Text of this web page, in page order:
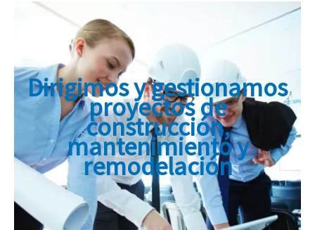
Dirigimos y gestionamos
proyectos de
construcción,
mantenimiento y
remodelación